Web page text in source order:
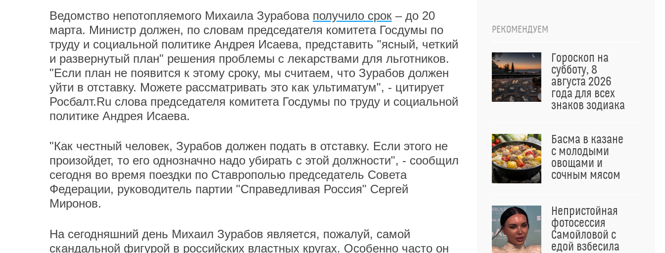
Ведомство непотопляемого Михаила Зурабова получило срок – до 20
марта. Министр должен, по словам председателя комитета Госдумы по
труду и социальной политике Андрея Исаева, представить "ясный, четкий
и развернутый план" решения проблемы с лекарствами для льготников.
"Если план не появится к этому сроку, мы считаем, что Зурабов должен
уйти в отставку. Можете рассматривать это как ультиматум", - цитирует
Росбалт.Ru слова председателя комитета Госдумы по труду и социальной
политике Андрея Исаева.
"Как честный человек, Зурабов должен подать в отставку. Если этого не
произойдет, то его однозначно надо убирать с этой должности", - сообщил
сегодня во время поездки по Ставрополью председатель Совета
Федерации, руководитель партии "Справедливая Россия" Сергей
Миронов.
На сегодняшний день Михаил Зурабов является, пожалуй, самой
скандальной фигурой в российских властных кругах. Особенно часто он
РЕКОМЕНДУЕМ
Гороскоп на
субботу, 8
августа 2026
года для всех
знаков зодиака
Басма в казане
с молодыми
овощами и
сочным мясом
Непристойная
фотосессия
Самойловой с
едой взбесила